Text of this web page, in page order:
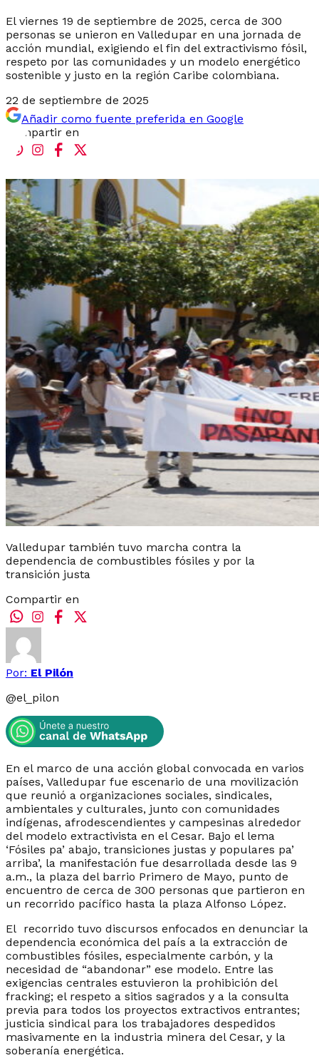
El viernes 19 de septiembre de 2025, cerca de 300
personas se unieron en Valledupar en una jornada de
acción mundial, exigiendo el fin del extractivismo fósil,
respeto por las comunidades y un modelo energético
sostenible y justo en la región Caribe colombiana.
22 de septiembre de 2025
Añadir como fuente preferida en Google
Compartir en
Valledupar también tuvo marcha contra la
dependencia de combustibles fósiles y por la
transición justa
Compartir en
Por: El Pilón
@el_pilon
En el marco de una acción global convocada en varios
países, Valledupar fue escenario de una movilización
que reunió a organizaciones sociales, sindicales,
ambientales y culturales, junto con comunidades
indígenas, afrodescendientes y campesinas alrededor
del modelo extractivista en el Cesar. Bajo el lema
‘Fósiles pa’ abajo, transiciones justas y populares pa’
arriba’, la manifestación fue desarrollada desde las 9
a.m., la plaza del barrio Primero de Mayo, punto de
encuentro de cerca de 300 personas que partieron en
un recorrido pacífico hasta la plaza Alfonso López.
El recorrido tuvo discursos enfocados en denunciar la
dependencia económica del país a la extracción de
combustibles fósiles, especialmente carbón, y la
necesidad de “abandonar” ese modelo. Entre las
exigencias centrales estuvieron la prohibición del
fracking; el respeto a sitios sagrados y a la consulta
previa para todos los proyectos extractivos entrantes;
justicia sindical para los trabajadores despedidos
masivamente en la industria minera del Cesar, y la
soberanía energética.